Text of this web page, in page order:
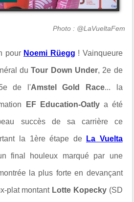
Photo : @LaVueltaFem
pour Noemi Rüegg ! Vainqueure
duTour Down Under, 2e de
de l'Amstel Gold Race... la
EF Education-Oatlya été
succès de sa carrière ce
la 1ère étape de La Vuelta
final houleux marqué par une
la plus forte en devançant
plat montantLotte Kopecky (SD